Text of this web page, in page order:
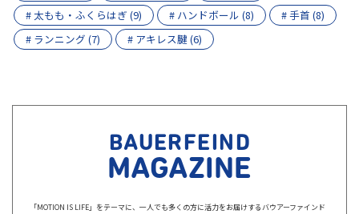
# 太もも・ふくらはぎ (9)
# ハンドボール (8)
# 手首 (8)
# ランニング (7)
# アキレス腱 (6)
BAUERFEIND
MAGAZINE
「MOTION IS LIFE」をテーマに、一人でも多くの方に活力をお届けするバウアーファインド